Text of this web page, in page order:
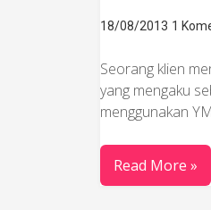
18/08/2013 1
Seorang klien
yang mengaku
menggunakan
Read More »